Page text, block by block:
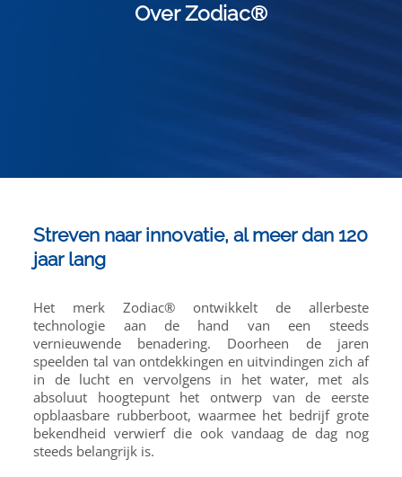
Over Zodiac®
Streven naar innovatie, al meer dan 120
jaar lang
Het merk Zodiac® ontwikkelt de allerbeste
technologie aan de hand van een steeds
vernieuwende benadering. Doorheen de jaren
speelden tal van ontdekkingen en uitvindingen zich af
in de lucht en vervolgens in het water, met als
absoluut hoogtepunt het ontwerp van de eerste
opblaasbare rubberboot, waarmee het bedrijf grote
bekendheid verwierf die ook vandaag de dag nog
steeds belangrijk is.